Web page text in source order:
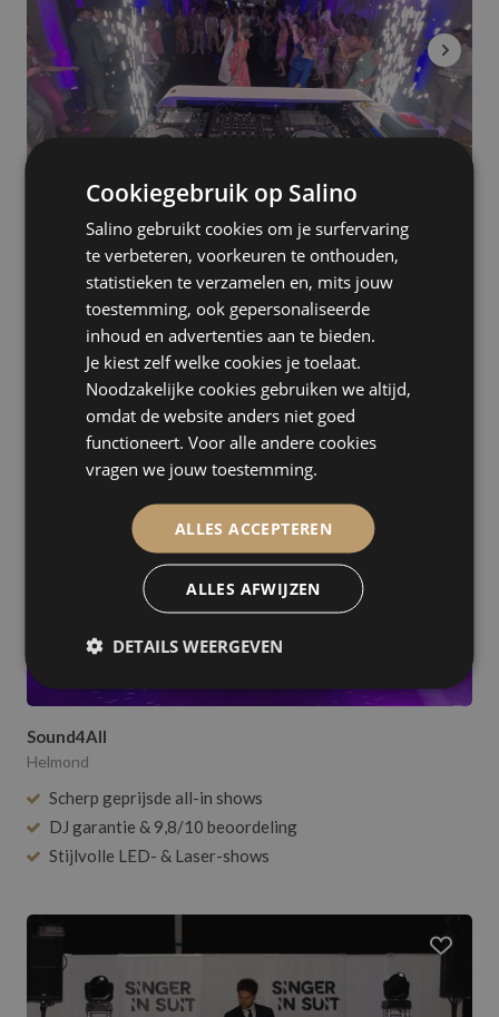
DJhurenGelderland - DJ's
Professionele DJ's voor 100% dansgelegenheid
Altijd een backup DJ voorzien
Gemiddelde beoordeling van 10/10!
Sound4All
Helmond
Scherp geprijsde all-in shows
DJ garantie & 9,8/10 beoordeling
Stijlvolle LED- & Laser-shows
Cookiegebruik op Salino
Salino gebruikt cookies om je surfervaring
te verbeteren, voorkeuren te onthouden,
statistieken te verzamelen en, mits jouw
toestemming, ook gepersonaliseerde
inhoud en advertenties aan te bieden.
Je kiest zelf welke cookies je toelaat.
Noodzakelijke cookies gebruiken we altijd,
omdat de website anders niet goed
functioneert. Voor alle andere cookies
vragen we jouw toestemming.
ALLES ACCEPTEREN
ALLES AFWIJZEN
DETAILS WEERGEVEN